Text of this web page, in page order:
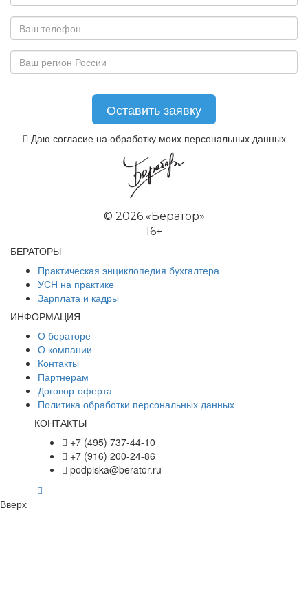
Даю согласие на обработку моих персональных данных
© 2026 «Бератор»
16+
БЕРАТОРЫ
Практическая энциклопедия бухгалтера
УСН на практике
Зарплата и кадры
ИНФОРМАЦИЯ
О бераторе
О компании
Контакты
Партнерам
Договор-оферта
Политика обработки персональных данных
КОНТАКТЫ
+7 (495) 737-44-10
+7 (916) 200-24-86
podpiska@berator.ru
Вверх